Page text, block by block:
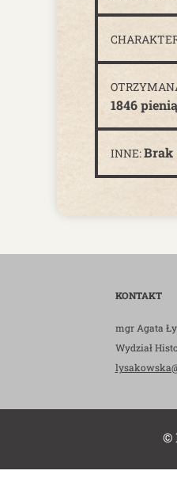
1846
INNE:Brak
KONTAKT
mgr Agata
Wydział
©